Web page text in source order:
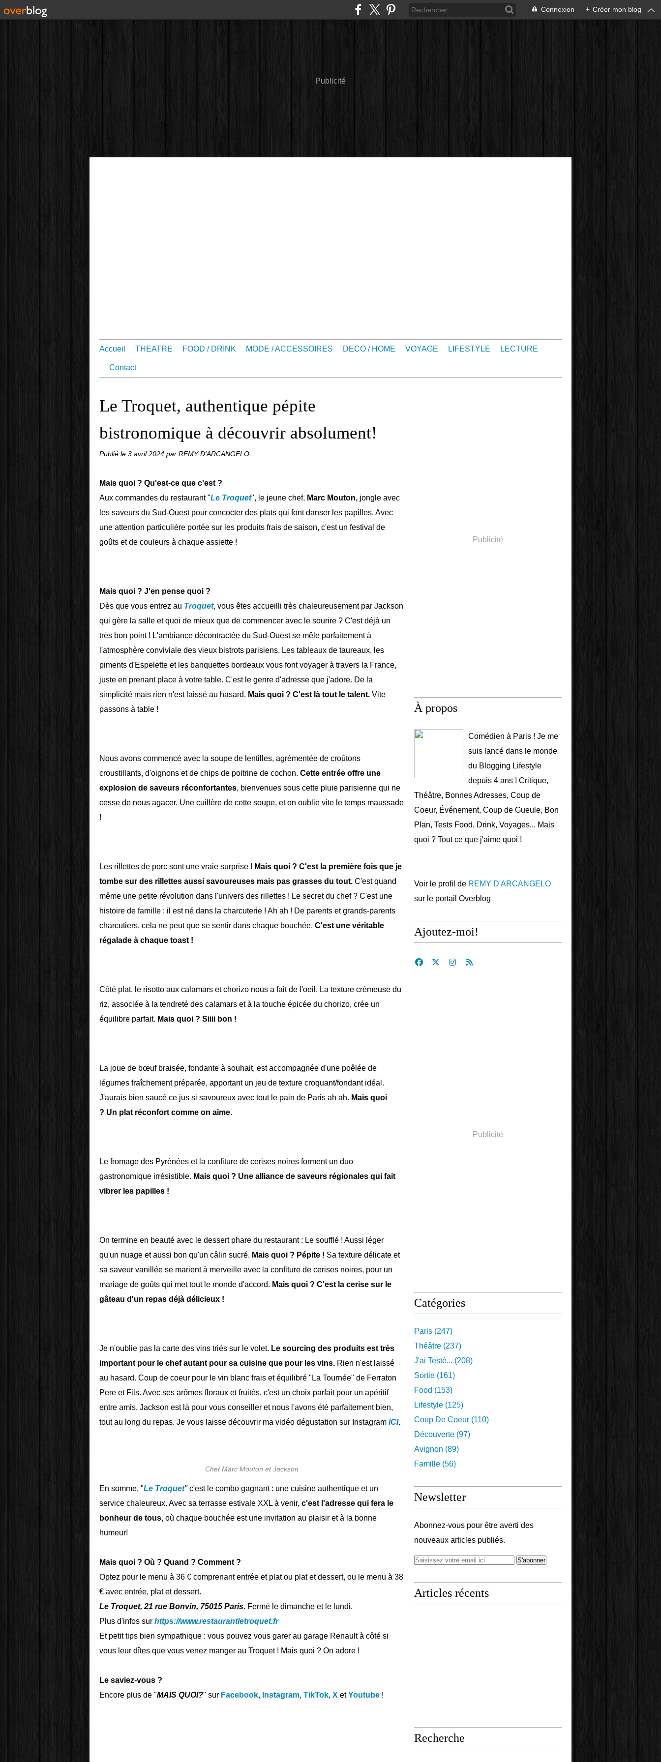
Connexion + Créer mon blog
Publicité
Accueil THEATRE FOOD / DRINK MODE / ACCESSOIRES DECO / HOME VOYAGE LIFESTYLE LECTURE
Contact
Le Troquet, authentique pépite
bistronomique à découvrir absolument!
Publié le 3 avril 2024 par REMY D'ARCANGELO
Mais quoi ? Qu'est-ce que c'est ?
Aux commandes du restaurant "Le Troquet", le jeune chef, Marc Mouton, jongle avec
les saveurs du Sud-Ouest pour concocter des plats qui font danser les papilles. Avec
une attention particulière portée sur les produits frais de saison, c'est un festival de
goûts et de couleurs à chaque assiette !
Mais quoi ? J'en pense quoi ?
Dès que vous entrez au Troquet, vous êtes accueilli très chaleureusement par Jackson
qui gère la salle et quoi de mieux que de commencer avec le sourire ? C'est déjà un
très bon point ! L'ambiance décontractée du Sud-Ouest se mêle parfaitement à
l'atmosphère conviviale des vieux bistrots parisiens. Les tableaux de taureaux, les
piments d'Espelette et les banquettes bordeaux vous font voyager à travers la France,
juste en prenant place à votre table. C'est le genre d'adresse que j'adore. De la
simplicité mais rien n'est laissé au hasard. Mais quoi ? C'est là tout le talent. Vite
passons à table !
Nous avons commencé avec la soupe de lentilles, agrémentée de croûtons
croustillants, d'oignons et de chips de poitrine de cochon. Cette entrée offre une
explosion de saveurs réconfortantes, bienvenues sous cette pluie parisienne qui ne
cesse de nous agacer. Une cuillère de cette soupe, et on oublie vite le temps maussade
!
Les rillettes de porc sont une vraie surprise ! Mais quoi ? C'est la première fois que je
tombe sur des rillettes aussi savoureuses mais pas grasses du tout. C'est quand
même une petite révolution dans l'univers des rillettes ! Le secret du chef ? C'est une
histoire de famille : il est né dans la charcuterie ! Ah ah ! De parents et grands-parents
charcutiers, cela ne peut que se sentir dans chaque bouchée. C'est une véritable
régalade à chaque toast !
Côté plat, le risotto aux calamars et chorizo nous a fait de l'oeil. La texture crémeuse du
riz, associée à la tendreté des calamars et à la touche épicée du chorizo, crée un
équilibre parfait. Mais quoi ? Siiii bon !
La joue de bœuf braisée, fondante à souhait, est accompagnée d'une poêlée de
légumes fraîchement préparée, apportant un jeu de texture croquant/fondant idéal.
J'aurais bien saucé ce jus si savoureux avec tout le pain de Paris ah ah. Mais quoi
? Un plat réconfort comme on aime.
Le fromage des Pyrénées et la confiture de cerises noires forment un duo
gastronomique irrésistible. Mais quoi ? Une alliance de saveurs régionales qui fait
vibrer les papilles !
On termine en beauté avec le dessert phare du restaurant : Le soufflé ! Aussi léger
qu'un nuage et aussi bon qu'un câlin sucré. Mais quoi ? Pépite ! Sa texture délicate et
sa saveur vanillée se marient à merveille avec la confiture de cerises noires, pour un
mariage de goûts qui met tout le monde d'accord. Mais quoi ? C'est la cerise sur le
gâteau d'un repas déjà délicieux !
Je n'oublie pas la carte des vins triés sur le volet. Le sourcing des produits est très
important pour le chef autant pour sa cuisine que pour les vins. Rien n'est laissé
au hasard. Coup de coeur pour le vin blanc frais et équilibré "La Tournée" de Ferraton
Pere et Fils. Avec ses arômes floraux et fruités, c'est un choix parfait pour un apéritif
entre amis. Jackson est là pour vous conseiller et nous l'avons été parfaitement bien,
tout au long du repas. Je vous laisse découvrir ma vidéo dégustation sur Instagram ICI.
Chef Marc Mouton et Jackson
En somme, "Le Troquet"c'est le combo gagnant : une cuisine authentique et un
service chaleureux. Avec sa terrasse estivale XXL à venir, c'est l'adresse qui fera le
bonheur de tous, où chaque bouchée est une invitation au plaisir et à la bonne
humeur!
Mais quoi ? Où ? Quand ? Comment ?
Optez pour le menu à 36 € comprenant entrée et plat ou plat et dessert, ou le menu à 38
€ avec entrée, plat et dessert.
Le Troquet, 21 rue Bonvin, 75015 Paris. Fermé le dimanche et le lundi.
Plus d'infos sur https://www.restaurantletroquet.fr
Et petit tips bien sympathique : vous pouvez vous garer au garage Renault à côté si
vous leur dîtes que vous venez manger au Troquet ! Mais quoi ? On adore !
Le saviez-vous ?
Encore plus de "MAIS QUOI?" sur Facebook, Instagram, TikTok, X etYoutube !
Publicité
À propos
Comédien à Paris ! Je me
suis lancé dans le monde
du Blogging Lifestyle
depuis 4 ans ! Critique,
Théâtre, Bonnes Adresses, Coup de
Coeur, Événement, Coup de Gueule, Bon
Plan, Tests Food, Drink, Voyages... Mais
quoi ? Tout ce que j'aime quoi !
Voir le profil de REMY D'ARCANGELO
sur le portail Overblog
Ajoutez-moi!
Publicité
Catégories
Paris (247)
Théâtre (237)
J'ai Testé... (208)
Sortie (161)
Food (153)
Lifestyle (125)
Coup De Coeur (110)
Découverte (97)
Avignon (89)
Famille (56)
Newsletter
Abonnez-vous pour être averti des
nouveaux articles publiés.
Articles récents
Recherche